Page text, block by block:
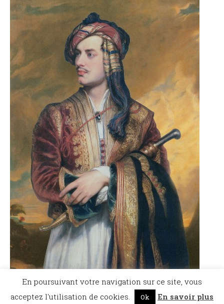
En poursuivant votre navigation sur ce site, vous
acceptez l'utilisation de cookies.
Ok En savoir plus